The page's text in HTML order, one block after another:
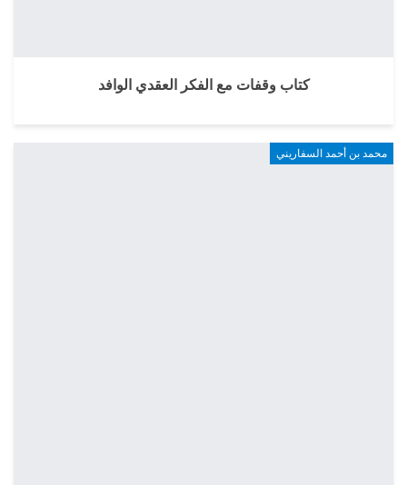
كتاب وقفات مع الفكر العقدي الوافد
محمد بن أحمد السفاريني